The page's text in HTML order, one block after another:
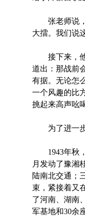
张老师说，
大擂。我们说
接下来，他
道出：那战前
有据。无论怎
一个风趣的比
挑起来高声吆
为了进一步
1943年秋，
月发动了豫湘
陆南北交通；
束，紧接着又
了河南、湖南
军基地和30余